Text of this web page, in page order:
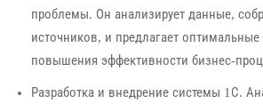
проблемы. Он анализирует данные,
источников, и предлагает
повышения эффективности бизнес-
Разработка и внедрение системы 1С.